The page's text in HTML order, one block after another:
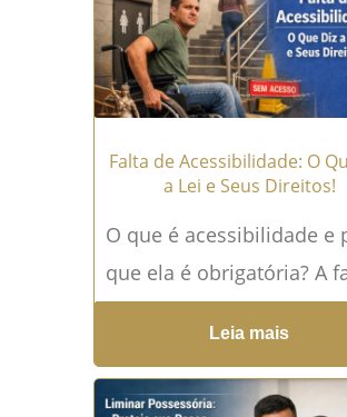
Falta de Acessibilidade: O
a Lei e Seus Direitos!
O que é acessibilidade e
que ela é obrigatória? A
de acessibilidade em
públicos não é apenas um
problema...Leia mais →
Leia mais